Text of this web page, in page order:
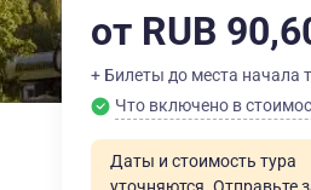
от RUB
+ Билеты до места начала
Что включено в
Даты и стоимость тура